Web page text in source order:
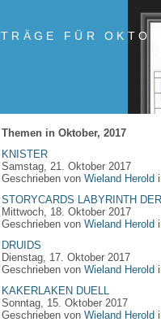
FÜR
Themen in Oktober, 2017
KNISTER
Samstag, 21. Oktober 2017
Geschrieben vonWieland Herold
STORYCARDS LABYRINTH
Mittwoch, 18. Oktober 2017
Geschrieben vonWieland Herold
DRUIDS
Dienstag, 17. Oktober 2017
Geschrieben vonWieland Herold
KAKERLAKEN DUELL
Sonntag, 15. Oktober 2017
Geschrieben vonWieland Herold